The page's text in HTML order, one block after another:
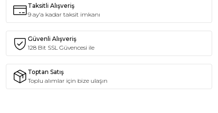
Taksitli Alışveriş
9 ay'a kadar taksit imkanı
Güvenli Alışveriş
128 Bit SSL Güvencesi ile
Toptan Satış
Toplu alımlar için bize ulaşın